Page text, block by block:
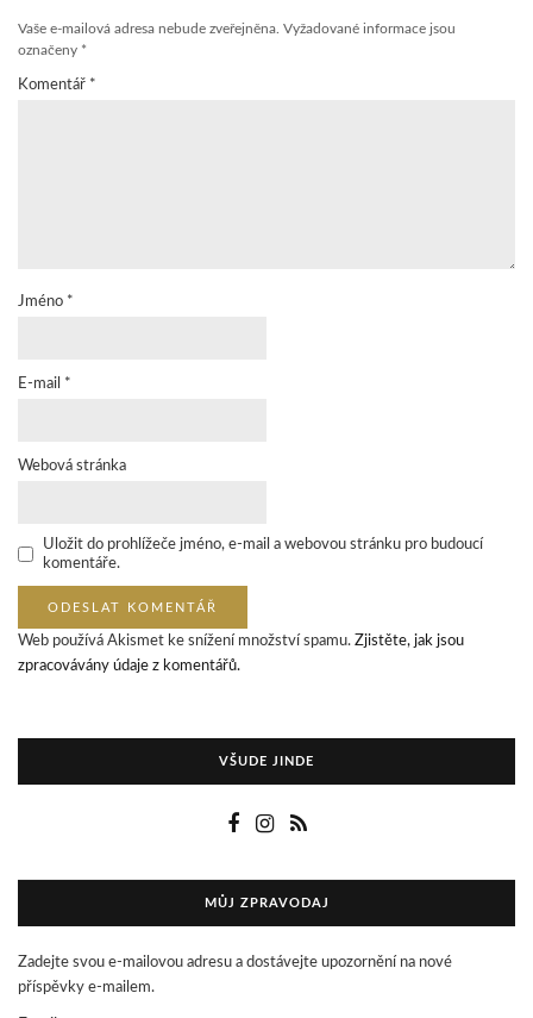
Vaše e-mailová adresa nebude zveřejněna. Vyžadované informace jsou
označeny *
Komentář *
Jméno *
E-mail *
Webová stránka
Uložit do prohlížeče jméno, e-mail a webovou stránku pro budoucí
komentáře.
Web používá Akismet ke snížení množství spamu. Zjistěte, jak jsou
zpracovávány údaje z komentářů.
VŠUDE JINDE
MŮJ ZPRAVODAJ
Zadejte svou e-mailovou adresu a dostávejte upozornění na nové
příspěvky e-mailem.